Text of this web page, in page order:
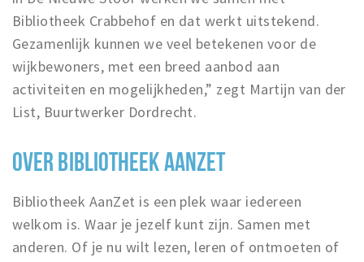
Bibliotheek Crabbehof en dat werkt uitstekend.
Gezamenlijk kunnen we veel betekenen voor de
wijkbewoners, met een breed aanbod aan
activiteiten en mogelijkheden,” zegt Martijn van der
List, Buurtwerker Dordrecht.
OVER BIBLIOTHEEK AANZET
Bibliotheek AanZet is een plek waar iedereen
welkom is. Waar je jezelf kunt zijn. Samen met
anderen. Of je nu wilt lezen, leren of ontmoeten of